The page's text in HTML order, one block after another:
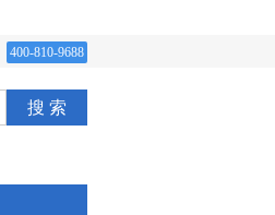
400-810-9688
搜 索